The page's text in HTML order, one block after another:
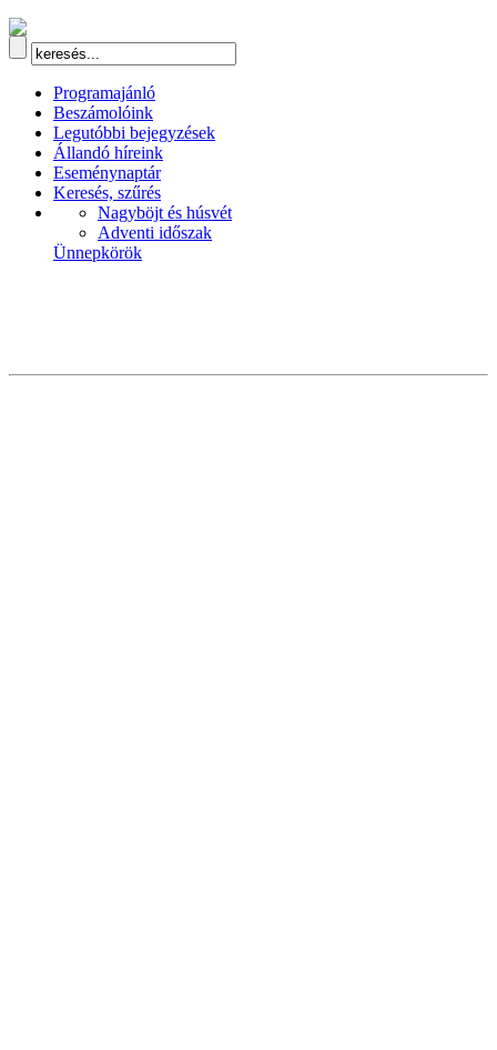
Programajánló
Beszámolóink
Legutóbbi bejegyzések
Állandó híreink
Eseménynaptár
Keresés, szűrés
Nagyböjt és húsvét
Adventi időszak
Ünnepkörök